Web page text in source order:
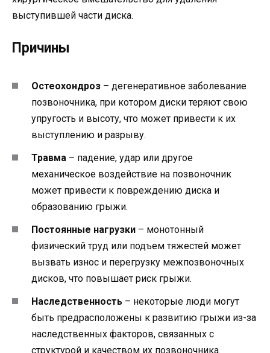
выступившей части диска.
Причины
Остеохондроз – дегенеративное заболевание
позвоночника, при котором диски теряют свою
упругость и высоту, что может привести к их
выступлению и разрыву.
Травма – падение, удар или другое
механическое воздействие на позвоночник
может привести к повреждению диска и
образованию грыжи.
Постоянные нагрузки – монотонный
физический труд или подъем тяжестей может
вызвать износ и перегрузку межпозвоночных
дисков, что повышает риск грыжи.
Наследственность – некоторые люди могут
быть предрасположены к развитию грыжи из-за
наследственных факторов, связанных с
структурой и качеством их позвоночника.